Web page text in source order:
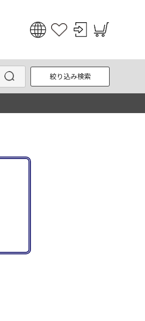
English
한국어
絞り込み検索